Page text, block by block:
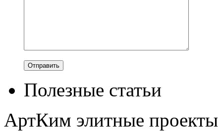
Полезные статьи
АртКим элитные